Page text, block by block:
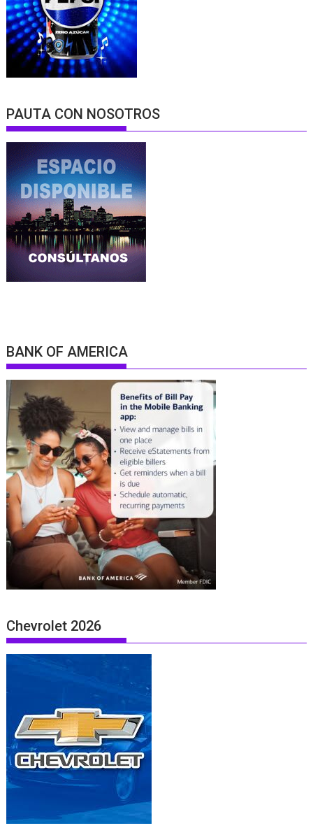
PAUTA CON NOSOTROS
BANK OF AMERICA
Chevrolet 2026